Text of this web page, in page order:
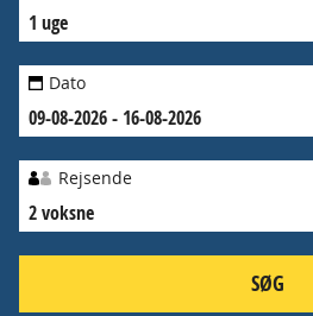
1 uge
Dato
09-08-2026 - 16-08-2026
Rejsende
2 voksne
SØG